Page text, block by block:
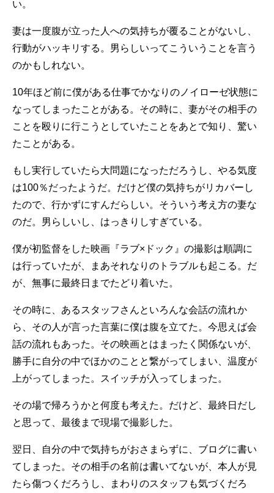
い。
妻は一度腹が立った人への気持ちが覆ることがないし、
行動がハッキリする。男らしいってこういうことを言う
のかもしれない。
10年ほど前に僕がある仕事でかなりのノイローゼ状態に
なってしまったことがある。その時に、妻がその相手の
ことを殴りに行こうとしていたことをあとで知り、驚い
たことがある。
もし実行していたら大問題になっただろうし、やる気度
は100％だったようだ。だけど僕の気持ちがリカバーし
たので、行かずにすんだらしい。そういう考え方の妻な
のだ。男らしいし、はっきりしすぎている。
僕が初監督をした映画『ラブ×ドック』の撮影は順調に
は行っていたが、まあそれなりのトラブルも起こる。だ
が、無事に最終日までたどり着いた。
その時に、あるスタッフさんといろんな会話の流れか
ら、その人が言った言葉に僕は腹を立てた。今思えば会
話の流れもあった。その映画とはまったく関係ないが、
勝手に自分の中でほかのことと繋がってしまい、温度が
上がってしまった。スイッチが入ってしまった。
その場で帰ろうかと何度も考えた。だけど、最終日だし
と思って、最後まで現場で撮影した。
翌日、自分の中で気持ちがおさまらずに、ブログに書い
てしまった。その相手の名前は書いてないが、本人が見
たら傷つくだろうし、まわりのスタッフも気づくだろ